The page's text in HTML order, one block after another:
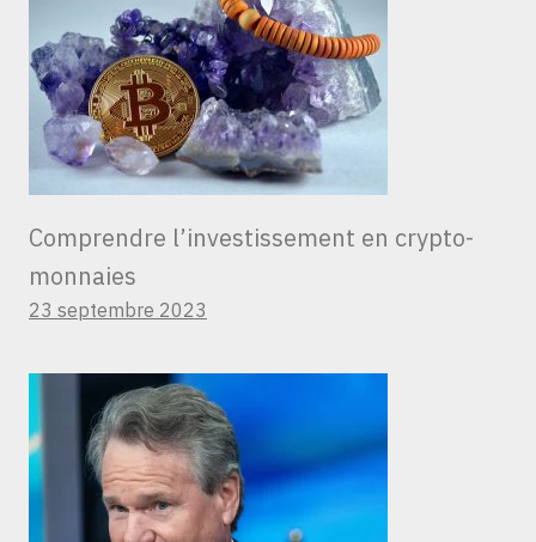
Comprendre l’investissement en crypto-
monnaies
23 septembre 2023